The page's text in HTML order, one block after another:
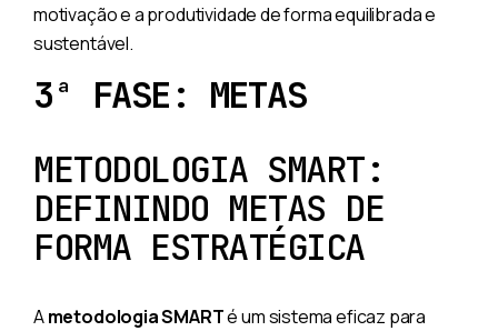
motivação e a produtividade de forma equilibrada e
sustentável.
3ª FASE: METAS
METODOLOGIA SMART:
DEFININDO METAS DE
FORMA ESTRATÉGICA
Ametodologia SMARTé um sistema eficaz para